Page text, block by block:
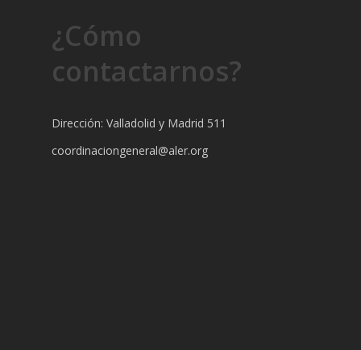
¿Cómo
contactarnos?
Dirección: Valladolid y Madrid 511
coordinaciongeneral@aler.org